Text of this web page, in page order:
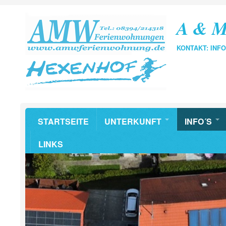
A &
KONTAKT:
STARTSEITE UNTERKUNFT
INFO´S
LINKS